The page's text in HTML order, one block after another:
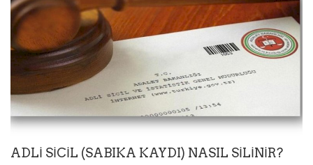
ADLİ SİCİL (SABIKA KAYDI) NASIL SİLİNİR?